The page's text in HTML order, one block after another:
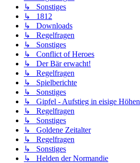
↳ Sonstiges
↳ 1812
↳ Downloads
↳ Regelfragen
↳ Sonstiges
↳ Conflict of Heroes
↳ Der Bär erwacht!
↳ Regelfragen
↳ Spielberichte
↳ Sonstiges
↳ Gipfel - Aufstieg in eisige Höhen
↳ Regelfragen
↳ Sonstiges
↳ Goldene Zeitalter
↳ Regelfragen
↳ Sonstiges
↳ Helden der Normandie